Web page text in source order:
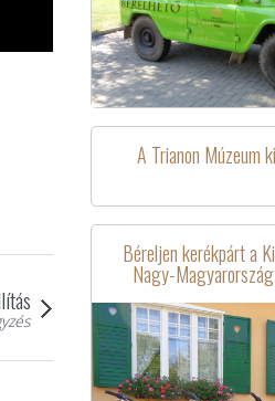
A Trianon Múzeum
Béreljen kerékpárt a
Nagy-